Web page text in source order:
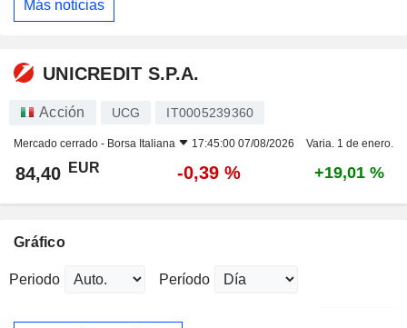
Más noticias
UNICREDIT S.P.A.
Acción UCG IT0005239360
Mercado cerrado - Borsa Italiana 17:45:00 07/08/2026 Varia. 1 de enero.
84,40 EUR -0,39 % +19,01 %
Gráfico
Periodo Período